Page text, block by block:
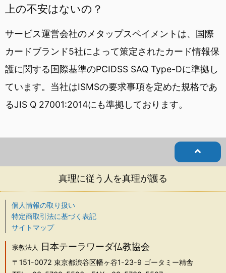
上の不安はないの？
サービス運営会社のメタップスペイメントは、国際
カードブランド5社によって策定されたカード情報保
護に関する国際基準のPCIDSS SAQ Type-Dに準拠し
ています。当社はISMSの要求事項を定めた規格であ
るJIS Q 27001:2014にも準拠しております。
真理に従う人を真理が護る
個人情報の取り扱い
特定商取引法に基づく表記
サイトマップ
宗教法人 日本テーラワーダ仏教協会
〒151-0072 東京都渋谷区幡ヶ谷1-23-9 ゴータミー精舎